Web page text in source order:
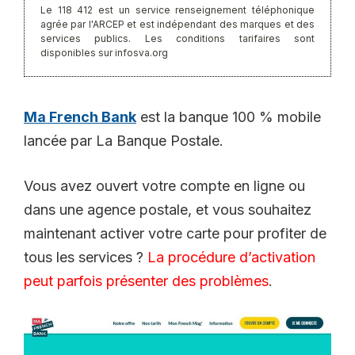
Le 118 412 est un service renseignement téléphonique
agrée par l'ARCEP et est indépendant des marques et des
services publics. Les conditions tarifaires sont
disponibles sur infosva.org
Ma French Bank est la banque 100 % mobile
lancée par La Banque Postale.
Vous avez ouvert votre compte en ligne ou
dans une agence postale, et vous souhaitez
maintenant activer votre carte pour profiter de
tous les services ? La procédure d’activation
peut parfois présenter des problèmes.